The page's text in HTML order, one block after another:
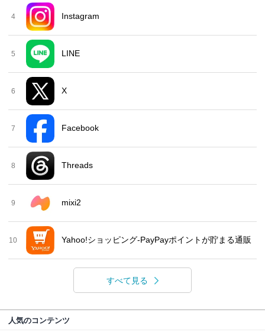
4 Instagram
5 LINE
6 X
7 Facebook
8 Threads
9 mixi2
10 Yahoo!ショッピング-PayPayポイントが貯まる通販
すべて見る
人気のコンテンツ